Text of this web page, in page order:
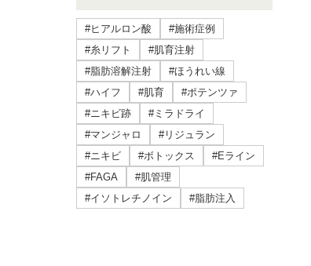
ミラドライ
ジェントルマックスプロプラス
頭皮注射
乳頭縮小術
ピアスの穴あけ
#ヒアルロン酸
#施術症例
#糸リフト
#肌育注射
#脂肪溶解注射
#ほうれい線
#ハイフ
#肌育
#ポテンツァ
#ニキビ跡
#ミラドライ
#マンジャロ
#リジュラン
#ニキビ
#ボトックス
#Eライン
#FAGA
#肌管理
#イソトレチノイン
#脂肪注入